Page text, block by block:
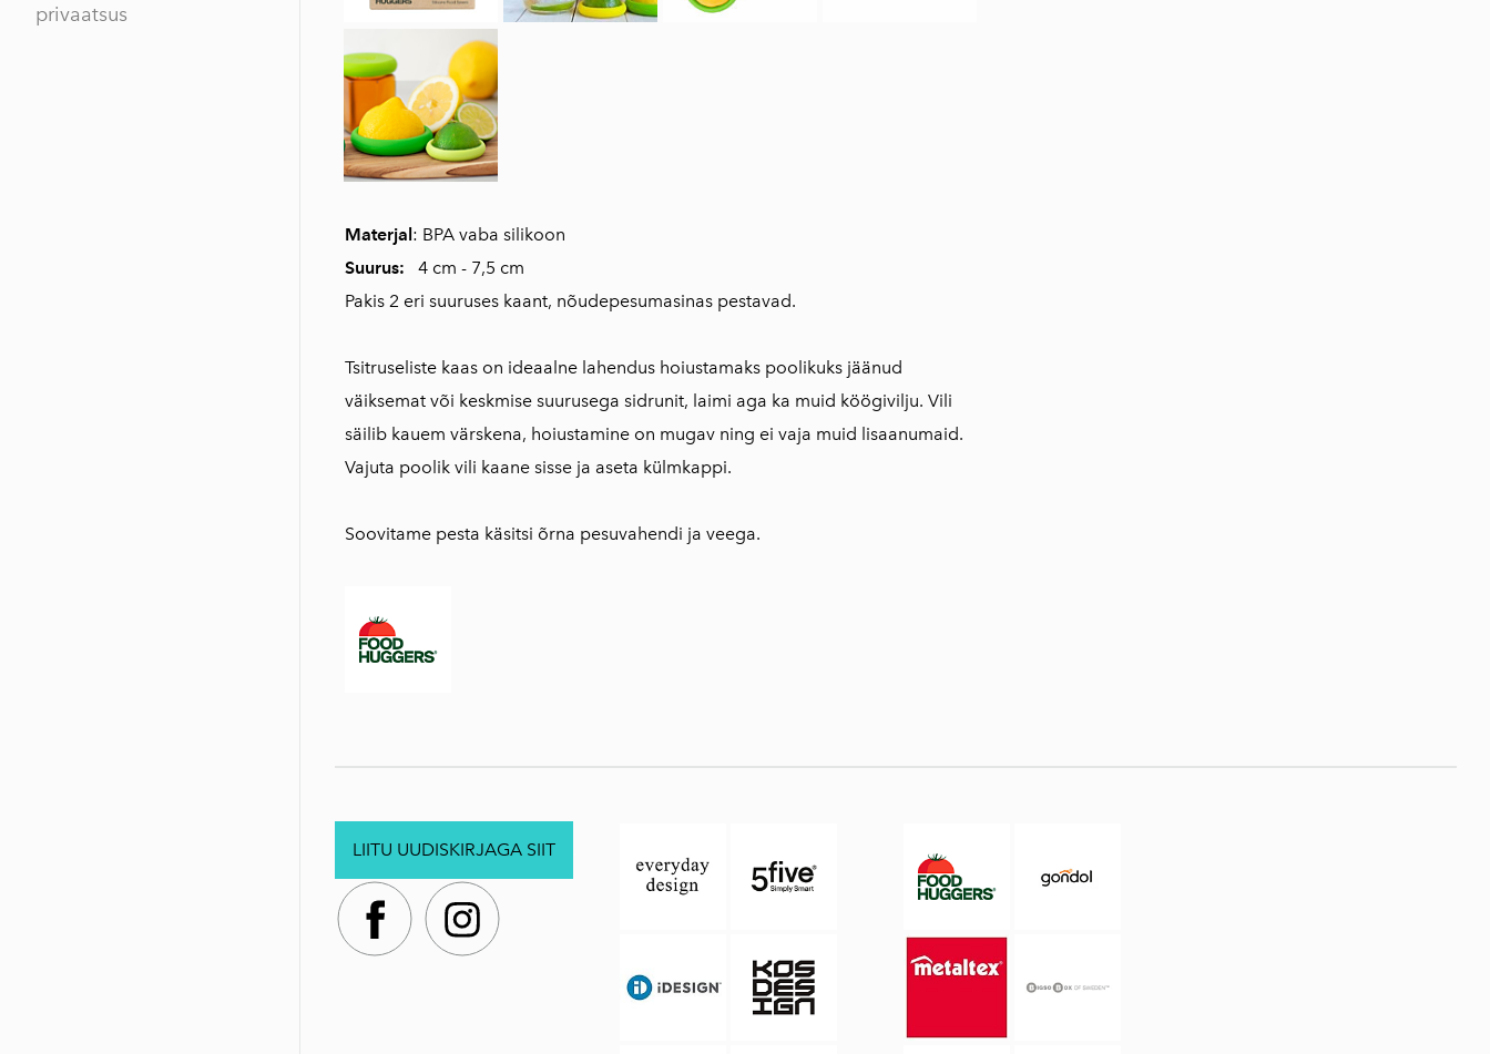
privaatsus
Materjal : BPA vaba silikoon
Suurus:
4 cm - 7,5 cm
Pakis 2 eri suuruses kaant, nõudepesumasinas pestavad.
Tsitruseliste kaas on ideaalne lahendus hoiustamaks poolikuks jäänud
väiksemat või keskmise suurusega sidrunit, laimi aga ka muid köögivilju. Vili
säilib kauem värskena, hoiustamine on mugav ning ei vaja muid lisaanumaid.
Vajuta poolik vili kaane sisse ja aseta külmkappi.
Soovitame pesta käsitsi õrna pesuvahendi ja veega.
LIITU UUDISKIRJAGA SIIT